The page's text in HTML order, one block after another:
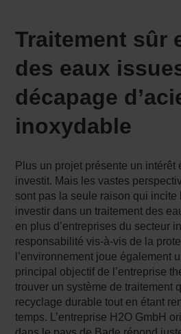
Traitement sûr
des eaux
décapage
inoxydable
Plus un projet présente un intérêt
investit. Mais les vastes
sont pas la seule raison qui incite
investir dans un traitement des
en plus d’entreprises du secteur
responsabilité vis-à-vis de la
l’environnement joue également
principal objectif de l’entreprise
trouver un système de traitement
recyclage durable tout en étant
temps. L’entreprise H2O GmbH